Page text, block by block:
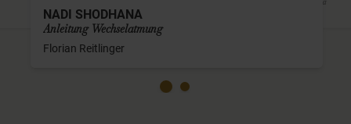
NADI SHODHANA
Anleitung Wechselatmung
Florian Reitlinger